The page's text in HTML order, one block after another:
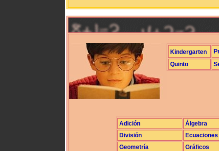
Kindergarten
Quinto
Adición
Álgebra
División
Ecuaciones
Geometría
Gráficos